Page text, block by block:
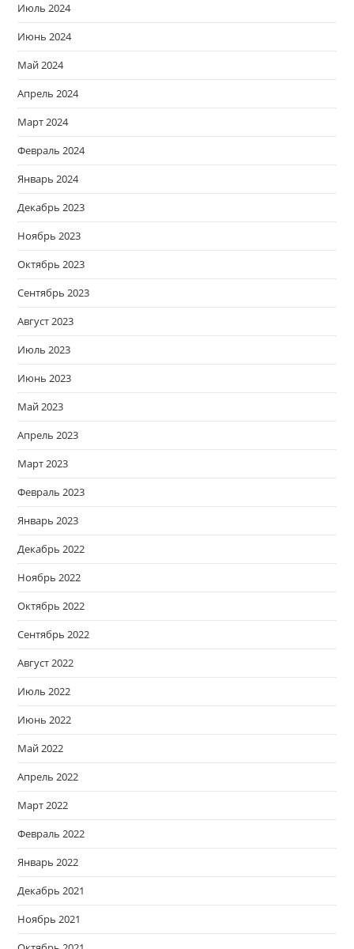
Июль 2024
Июнь 2024
Май 2024
Апрель 2024
Март 2024
Февраль 2024
Январь 2024
Декабрь 2023
Ноябрь 2023
Октябрь 2023
Сентябрь 2023
Август 2023
Июль 2023
Июнь 2023
Май 2023
Апрель 2023
Март 2023
Февраль 2023
Январь 2023
Декабрь 2022
Ноябрь 2022
Октябрь 2022
Сентябрь 2022
Август 2022
Июль 2022
Июнь 2022
Май 2022
Апрель 2022
Март 2022
Февраль 2022
Январь 2022
Декабрь 2021
Ноябрь 2021